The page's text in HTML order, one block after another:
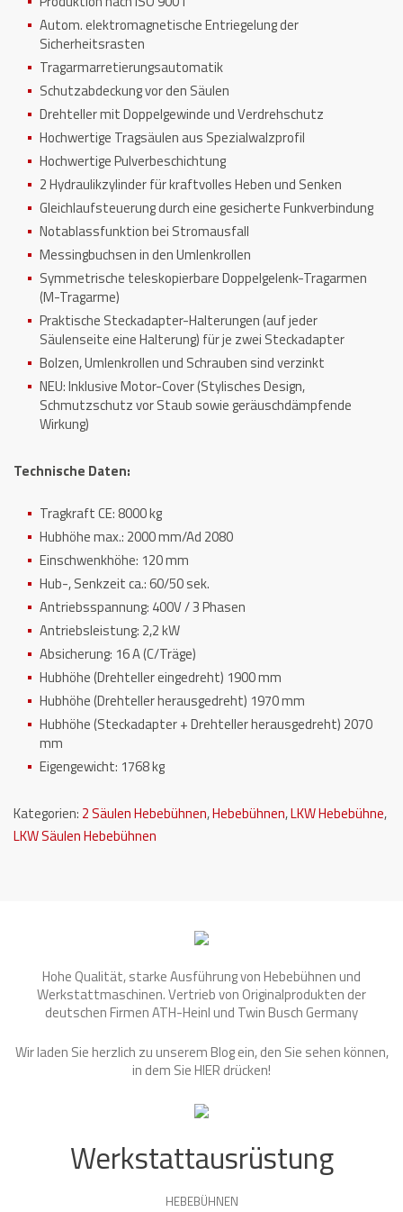
Autom. elektromagnetische Entriegelung der
Sicherheitsrasten
Tragarmarretierungsautomatik
Schutzabdeckung vor den Säulen
Drehteller mit Doppelgewinde und Verdrehschutz
Hochwertige Tragsäulen aus Spezialwalzprofil
Hochwertige Pulverbeschichtung
2 Hydraulikzylinder für kraftvolles Heben und Senken
Gleichlaufsteuerung durch eine gesicherte Funkverbindung
Notablassfunktion bei Stromausfall
Messingbuchsen in den Umlenkrollen
Symmetrische teleskopierbare Doppelgelenk-Tragarmen
(M-Tragarme)
Praktische Steckadapter-Halterungen (auf jeder
Säulenseite eine Halterung) für je zwei Steckadapter
Bolzen, Umlenkrollen und Schrauben sind verzinkt
NEU: Inklusive Motor-Cover (Stylisches Design,
Schmutzschutz vor Staub sowie geräuschdämpfende
Wirkung)
Technische Daten:
Tragkraft CE: 8000 kg
Hubhöhe max.: 2000 mm/Ad 2080
Einschwenkhöhe: 120 mm
Hub-, Senkzeit ca.: 60/50 sek.
Antriebsspannung: 400V / 3 Phasen
Antriebsleistung: 2,2 kW
Absicherung: 16 A (C/Träge)
Hubhöhe (Drehteller eingedreht) 1900 mm
Hubhöhe (Drehteller herausgedreht) 1970 mm
Hubhöhe (Steckadapter + Drehteller herausgedreht) 2070
mm
Eigengewicht: 1768 kg
Kategorien: 2 Säulen Hebebühnen,Hebebühnen,LKW Hebebühne,
LKW Säulen Hebebühnen
Hohe Qualität, starke Ausführung von Hebebühnen und
Werkstattmaschinen. Vertrieb von Originalprodukten der
deutschen Firmen ATH-Heinl und Twin Busch Germany
Wir laden Sie herzlich zu unserem Blog ein, den Sie sehen können,
in dem SieHIER drücken!
Werkstattausrüstung
HEBEBÜHNEN